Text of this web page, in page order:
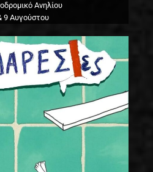
Ανηλίου
9 Αυγούστου